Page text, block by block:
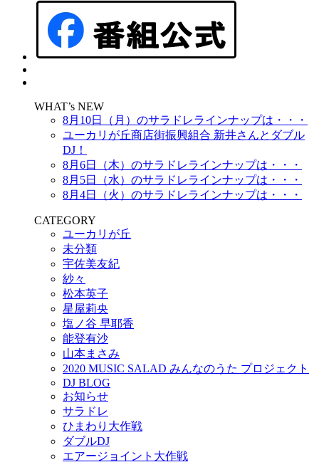
WHAT’s NEW
8月10日（月）のサラドレラインナップは・・・
ユーカリが丘商店街振興組合 新井さんとダブル
DJ！
8月6日（木）のサラドレラインナップは・・・
8月5日（水）のサラドレラインナップは・・・
8月4日（火）のサラドレラインナップは・・・
CATEGORY
ユーカリが丘
未分類
宇佐美友紀
紗々
松本英子
星屋莉央
塩ノ谷 早耶香
能登有沙
山本まさみ
2020 MUSIC SALAD みんなのうた プロジェクト
DJ BLOG
お知らせ
サラドレ
ひまわり大作戦
ダブルDJ
エアージョイント大作戦